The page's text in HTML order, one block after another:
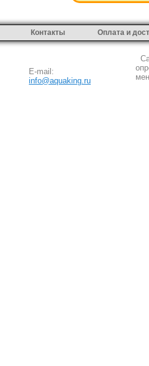
Контакты Оплата и
E-mail:
info@aquaking.ru